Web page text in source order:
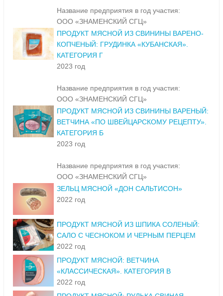
Название предприятия в год участия:
ООО «ЗНАМЕНСКИЙ СГЦ»
ПРОДУКТ МЯСНОЙ ИЗ СВИНИНЫ ВАРЕНО-
КОПЧЕНЫЙ: ГРУДИНКА «КУБАНСКАЯ».
КАТЕГОРИЯ Г
2023 год
Название предприятия в год участия:
ООО «ЗНАМЕНСКИЙ СГЦ»
ПРОДУКТ МЯСНОЙ ИЗ СВИНИНЫ ВАРЕНЫЙ:
ВЕТЧИНА «ПО ШВЕЙЦАРСКОМУ РЕЦЕПТУ».
КАТЕГОРИЯ Б
2023 год
Название предприятия в год участия:
ООО «ЗНАМЕНСКИЙ СГЦ»
ЗЕЛЬЦ МЯСНОЙ «ДОН САЛЬТИСОН»
2022 год
ПРОДУКТ МЯСНОЙ ИЗ ШПИКА СОЛЕНЫЙ:
САЛО С ЧЕСНОКОМ И ЧЕРНЫМ ПЕРЦЕМ
2022 год
ПРОДУКТ МЯСНОЙ: ВЕТЧИНА
«КЛАССИЧЕСКАЯ». КАТЕГОРИЯ В
2022 год